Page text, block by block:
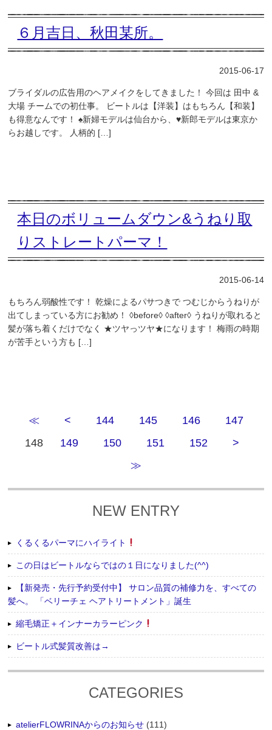
６月吉日、秋田某所。
2015-06-17
ブライダルの広告用のヘアメイクをしてきました！ 今回は 田中 &
大場 チームでの初仕事。 ビートルは【洋装】はもちろん【和装】
も得意なんです！ ♠新婦モデルは仙台から、♥新郎モデルは東京か
らお越しです。 人柄的 […]
本日のボリュームダウン&うねり取
りストレートパーマ！
2015-06-14
もちろん弱酸性です！ 乾燥によるパサつきで つむじからうねりが
出てしまっている方にお勧め！ ◊before◊ ◊after◊ うねりが取れると
髪が落ち着くだけでなく ★ツヤっツヤ★になります！ 梅雨の時期
が苦手という方も […]
≪ < 144 145 146
147
148
149 150 151 152
>
≫
NEW ENTRY
くるくるパーマにハイライト
この日はビートルならではの１日になりました(^^)
【新発売・先行予約受付中】 サロン品質の補修力を、すべての
髪へ。 「ベリーチェ ヘアトリートメント」誕生
縮毛矯正＋インナーカラーピンク
ビートル式髪質改善は→
CATEGORIES
atelierFLOWRINAからのお知らせ (111)